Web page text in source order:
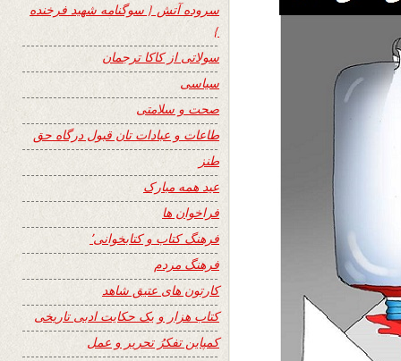
سروده آتش { سوگنامه شهید فرخنده
}
سولاتی از کاکا ترجمان
سیاسی
صحت و سلامتی
طاعات و عبادات تان قبول درگاه حق
طنز
عید همه مبارک
فراخوان ها
فرهنگ کتاب و کتابخوانی٬
فرهنگ مردم
کارتون های عتیق شاهد
کتاب هزار و یک حکایت ادبی تاریخی
کمپاین تفکرُ تحریر و عمل